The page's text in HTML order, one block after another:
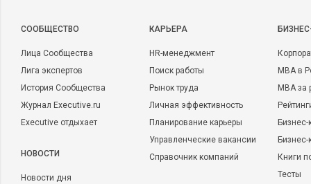
CООБЩЕСТВО
Лица Сообщества
Лига экспертов
История Сообщества
Журнал Executive.ru
Executive отдыхает
НОВОСТИ
Новости дня
КАРЬЕРА
HR-менеджмент
Поиск работы
Рынок труда
Личная эффективность
Планирование карьеры
Управленческие вакансии
Справочник компаний
MBA в
MBA
Бизнес-
Книги
Тесты